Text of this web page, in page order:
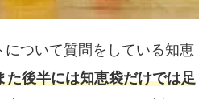
について質問をしている知恵
た後半には知恵袋だけでは足